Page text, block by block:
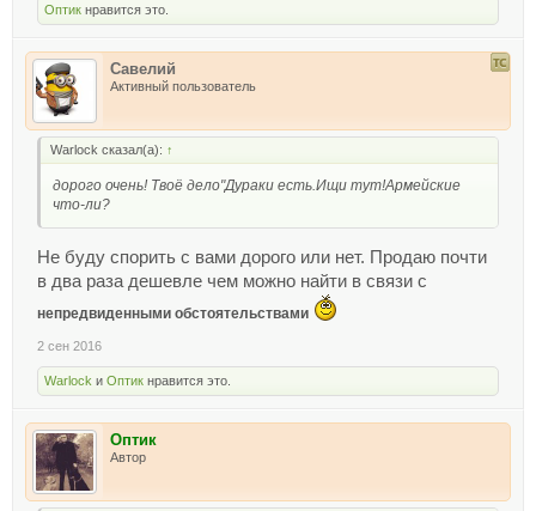
Оптик нравится это.
Савелий
Активный пользователь
Warlock сказал(а): ↑
дорого очень! Твоё дело"Дураки есть.Ищи тут!Армейские
что-ли?
Не буду спорить с вами дорого или нет. Продаю почти
в два раза дешевле чем можно найти в связи с
непредвиденными обстоятельствами
2 сен 2016
Warlock и Оптик нравится это.
Оптик
Автор